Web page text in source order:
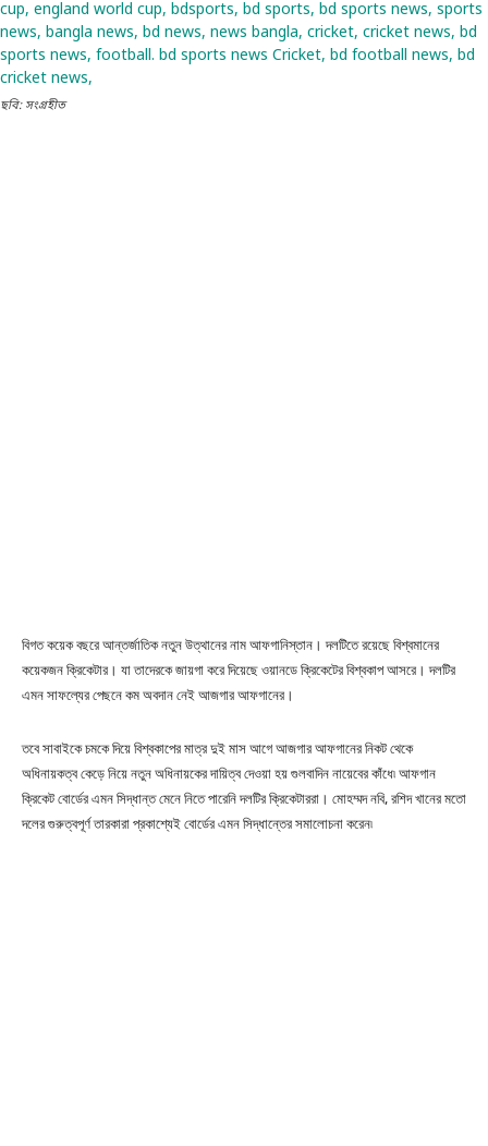
ছবি: সংগ্রহীত
বিগত কয়েক বছরে আন্তর্জাতিক নতুন উত্থানের নাম আফগানিস্তান। দলটিতে রয়েছে বিশ্বমানের
কয়েকজন ক্রিকেটার। যা তাদেরকে জায়গা করে দিয়েছে ওয়ানডে ক্রিকেটের বিশ্বকাপ আসরে। দলটির
এমন সাফল্যের পেছনে কম অবদান নেই আজগার আফগানের।
তবে সাবাইকে চমকে দিয়ে বিশ্বকাপের মাত্র দুই মাস আগে আজগার আফগানের নিকট থেকে
অধিনায়কত্ব কেড়ে নিয়ে নতুন অধিনায়কের দায়িত্ব দেওয়া হয় গুলবাদিন নায়েবের কাঁধে৷ আফগান
ক্রিকেট বোর্ডের এমন সিদ্ধান্ত মেনে নিতে পারেনি দলটির ক্রিকেটাররা। মোহম্মদ নবি, রশিদ খানের মতো
দলের গুরুত্বপূর্ণ তারকারা প্রকাশ্যেই বোর্ডের এমন সিদ্ধান্তের সমালোচনা করেন৷